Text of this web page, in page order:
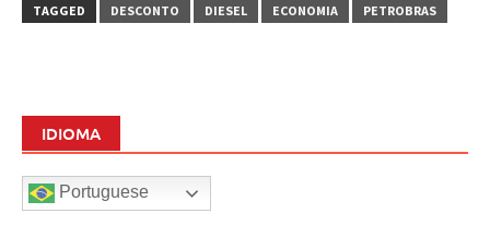
TAGGED
DESCONTO DIESEL ECONOMIA PETROBRAS
IDIOMA
Portuguese